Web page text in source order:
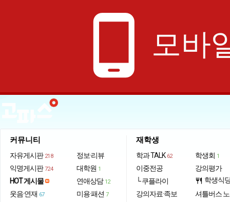
phone_android 모바
커뮤니티
자유게시판 218
익명게시판 724
HOT 게시물
웃음·연재 67
정보·리뷰
대학원 1
연애상담 12
미용·패션 7
재학생
학과 TALK 62
이중전공
└ 쿠플라이
강의자료·족보
학생회 1
강의평가
restaurant 학생식
셔틀버스